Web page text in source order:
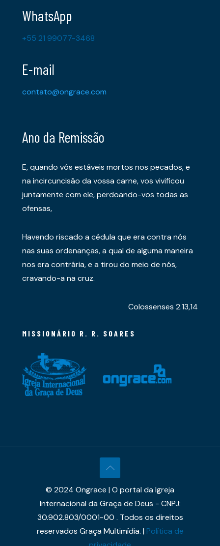
WhatsApp
+55 21 99077-3468
E-mail
contato@ongrace.com
Ano da Remissão
E, quando vós estáveis mortos nos pecados, e
na incircuncisão da vossa carne, vos vivificou
juntamente com ele, perdoando-vos todas as
ofensas,
Havendo riscado a cédula que era contra nós
nas suas ordenanças, a qual de alguma maneira
nos era contrária, e a tirou do meio de nós,
cravando-a na cruz.
Colossenses 2.13,14
MISSIONÁRIO R. R. SOARES
© 2024 Ongrace | O portal da Igreja
Internacional da Graça de Deus - CNPJ:
30.902.803/0001-00 . Todos os direitos
reservados Graça Multimídia. |Política de